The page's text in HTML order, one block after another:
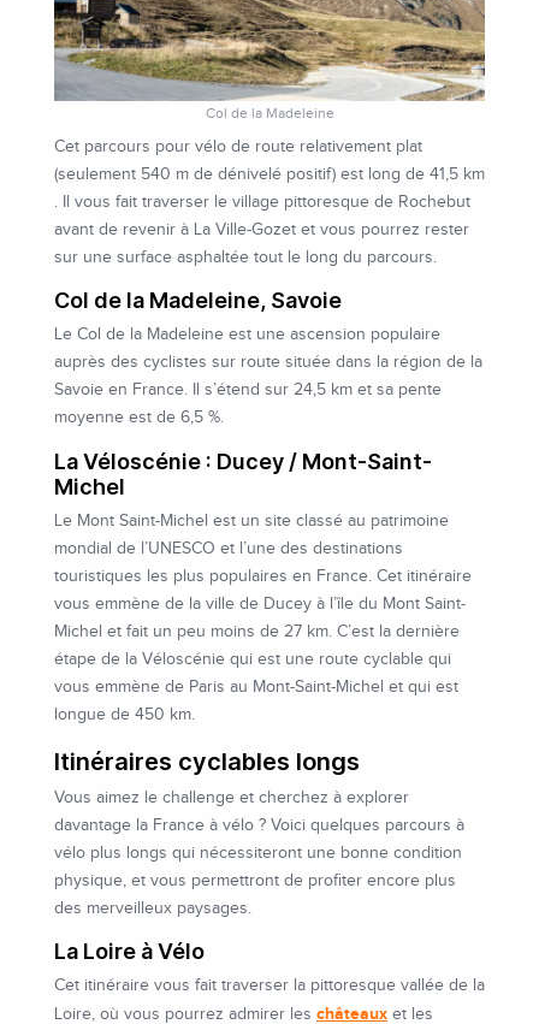
Col de la Madeleine
Cet parcours pour vélo de route relativement plat
(seulement 540 m de dénivelé positif) est long de 41,5 km
. Il vous fait traverser le village pittoresque de Rochebut
avant de revenir à La Ville-Gozet et vous pourrez rester
sur une surface asphaltée tout le long du parcours.
Col de la Madeleine, Savoie
Le Col de la Madeleine est une ascension populaire
auprès des cyclistes sur route située dans la région de la
Savoie en France. Il s’étend sur 24,5 km et sa pente
moyenne est de 6,5 %.
La Véloscénie : Ducey / Mont-Saint-
Michel
Le Mont Saint-Michel est un site classé au patrimoine
mondial de l’UNESCO et l’une des destinations
touristiques les plus populaires en France. Cet itinéraire
vous emmène de la ville de Ducey à l’île du Mont Saint-
Michel et fait un peu moins de 27 km. C’est la dernière
étape de la Véloscénie qui est une route cyclable qui
vous emmène de Paris au Mont-Saint-Michel et qui est
longue de 450 km.
Itinéraires cyclables longs
Vous aimez le challenge et cherchez à explorer
davantage la France à vélo ? Voici quelques parcours à
vélo plus longs qui nécessiteront une bonne condition
physique, et vous permettront de profiter encore plus
des merveilleux paysages.
La Loire à Vélo
Cet itinéraire vous fait traverser la pittoresque vallée de la
Loire, où vous pourrez admirer les châteaux et les